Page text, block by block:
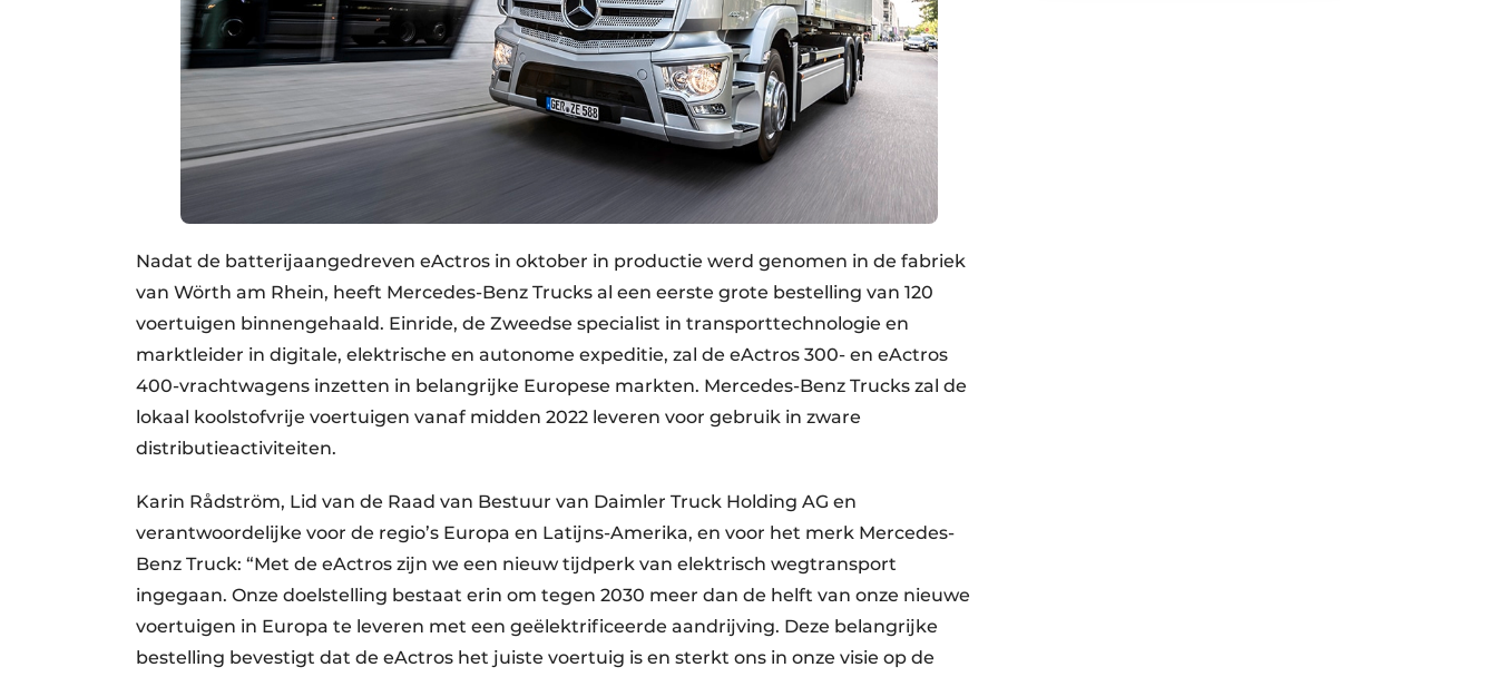
Nadat de batterijaangedreven eActros in oktober in productie werd genomen in de fabriek
van Wörth am Rhein, heeft Mercedes-Benz Trucks al een eerste grote bestelling van 120
voertuigen binnengehaald. Einride, de Zweedse specialist in transporttechnologie en
marktleider in digitale, elektrische en autonome expeditie, zal de eActros 300- en eActros
400-vrachtwagens inzetten in belangrijke Europese markten. Mercedes-Benz Trucks zal de
lokaal koolstofvrije voertuigen vanaf midden 2022 leveren voor gebruik in zware
distributieactiviteiten.
Karin Rådström, Lid van de Raad van Bestuur van Daimler Truck Holding AG en
verantwoordelijke voor de regio’s Europa en Latijns-Amerika, en voor het merk Mercedes-
Benz Truck: “Met de eActros zijn we een nieuw tijdperk van elektrisch wegtransport
ingegaan. Onze doelstelling bestaat erin om tegen 2030 meer dan de helft van onze nieuwe
voertuigen in Europa te leveren met een geëlektrificeerde aandrijving. Deze belangrijke
bestelling bevestigt dat de eActros het juiste voertuig is en sterkt ons in onze visie op de